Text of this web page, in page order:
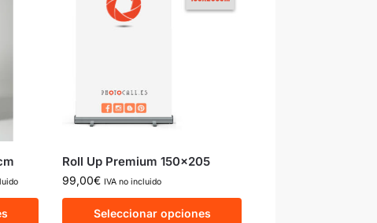
Roll Up Premium 150×205
99,00€ IVA no incluido
Seleccionar opciones